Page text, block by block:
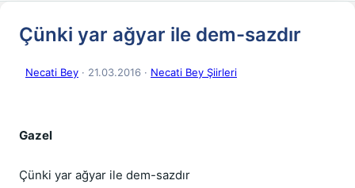
Çünki yar ağyar ile dem-sazdır
Necati Bey · 21.03.2016 · Necati Bey Şiirleri
Gazel
Çünki yar ağyar ile dem-sazdır